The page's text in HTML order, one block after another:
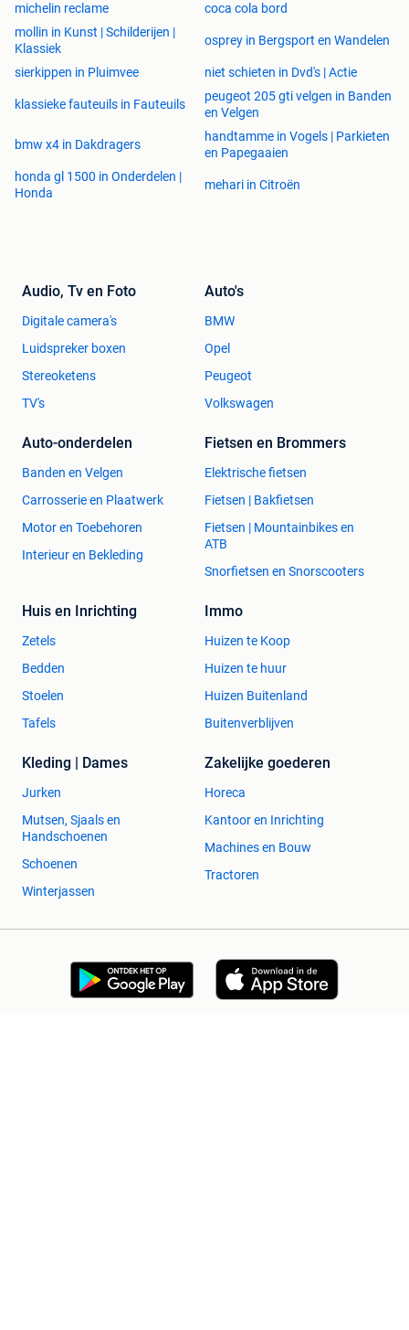
michelin reclame
coca cola bord
mollin in Kunst | Schilderijen |
Klassiek
osprey in Bergsport en Wandelen
sierkippen in Pluimvee niet schieten in Dvd's | Actie
klassieke fauteuils in Fauteuils
peugeot 205 gti velgen in Banden
en Velgen
bmw x4 in Dakdragers
handtamme in Vogels | Parkieten
en Papegaaien
honda gl 1500 in Onderdelen |
Honda
mehari in Citroën
Audio, Tv en Foto
Digitale camera's
Luidspreker boxen
Stereoketens
TV's
Auto's
BMW
Opel
Peugeot
Volkswagen
Auto-onderdelen
Banden en Velgen
Carrosserie en Plaatwerk
Motor en Toebehoren
Interieur en Bekleding
Fietsen en Brommers
Elektrische fietsen
Fietsen | Bakfietsen
Fietsen | Mountainbikes en
ATB
Snorfietsen en Snorscooters
Huis en Inrichting
Zetels
Bedden
Stoelen
Tafels
Immo
Huizen te Koop
Huizen te huur
Huizen Buitenland
Buitenverblijven
Kleding | Dames
Jurken
Mutsen, Sjaals en
Handschoenen
Schoenen
Winterjassen
Zakelijke goederen
Horeca
Kantoor en Inrichting
Machines en Bouw
Tractoren